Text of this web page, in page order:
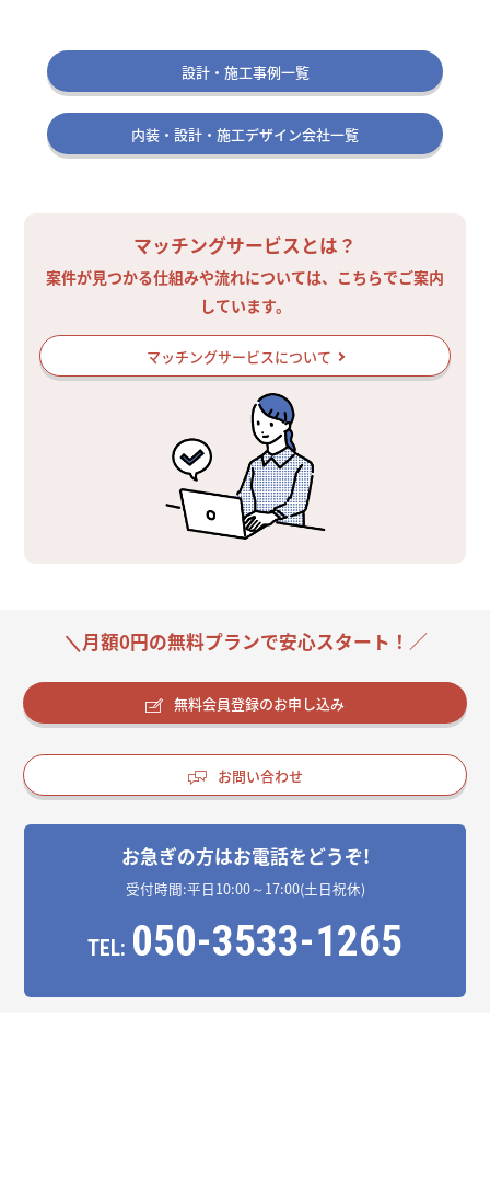
設計・施工事例一覧
内装・設計・施工デザイン会社一覧
マッチングサービスとは？
案件が見つかる仕組みや流れについては、こちらでご案内
しています。
マッチングサービスについて
＼月額0円の無料プランで安心スタート！／
無料会員登録のお申し込み
お問い合わせ
お急ぎの方はお電話をどうぞ!
受付時間:平日10:00～17:00(土日祝休)
TEL: 050-3533-1265